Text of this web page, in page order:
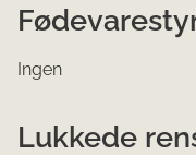
Ingen
Lukkede